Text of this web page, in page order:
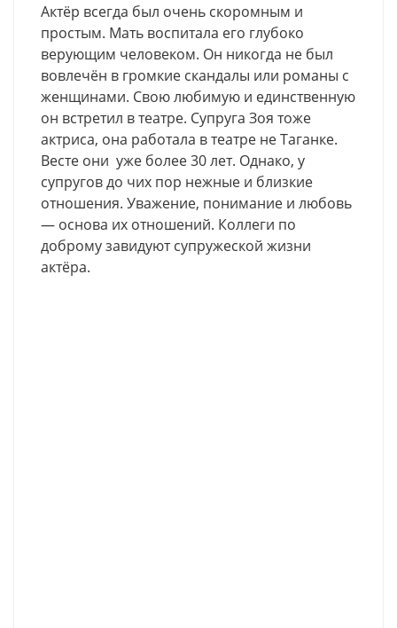
Актёр всегда был очень скоромным и
простым. Мать воспитала его глубоко
верующим человеком. Он никогда не был
вовлечён в громкие скандалы или романы с
женщинами. Свою любимую и единственную
он встретил в театре. Супруга Зоя тоже
актриса, она работала в театре не Таганке.
Весте они уже более 30 лет. Однако, у
супругов до чих пор нежные и близкие
отношения. Уважение, понимание и любовь
— основа их отношений. Коллеги по
доброму завидуют супружеской жизни
актёра.